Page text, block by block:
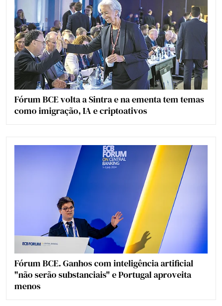
Fórum BCE volta a Sintra e na ementa tem temas
como imigração, IA e criptoativos
Fórum BCE. Ganhos com inteligência artificial
"não serão substanciais" e Portugal aproveita
menos